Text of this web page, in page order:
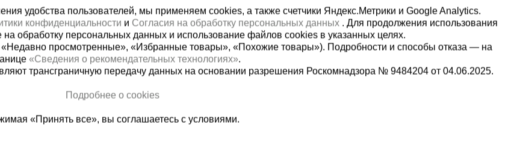
200-25-90 +7 (861) 225-00-90
удобства пользователей, мы применяем cookies, а также счетчики Яндекс.Метрики и Google Analytics.
конфиденциальности и Согласия на обработку персональных данных . Для продолжения использования
обработку персональных данных и использование файлов cookies в указанных целях.
«Недавно просмотренные», «Избранные товары», «Похожие товары»). Подробности и способы отказа — на
«Сведения о рекомендательных технологиях».
трансграничную передачу данных на основании разрешения Роскомнадзора № 9484204 от 04.06.2025.
Подробнее о cookies
«Принять все», вы соглашаетесь с условиями.